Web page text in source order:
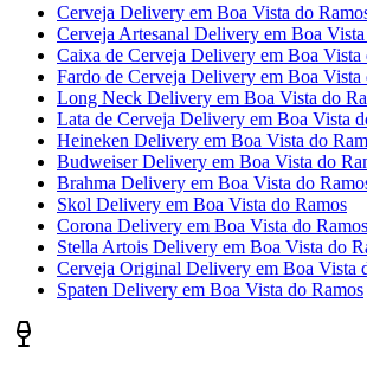
Cerveja Delivery em Boa Vista do
Cerveja Artesanal Delivery em Boa
Caixa de Cerveja Delivery em Boa Vista
Fardo de Cerveja Delivery em Boa Vista
Long Neck Delivery em Boa Vista do
Lata de Cerveja Delivery em Boa Vista
Heineken Delivery em Boa Vista do
Budweiser Delivery em Boa Vista do
Brahma Delivery em Boa Vista do
Skol Delivery em Boa Vista do Ramos
Corona Delivery em Boa Vista do Ramos
Stella Artois Delivery em Boa Vista do
Cerveja Original Delivery em Boa Vista
Spaten Delivery em Boa Vista do Ramos